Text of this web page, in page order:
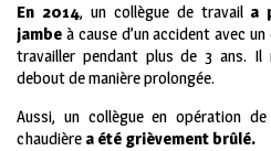
En 2014, un collègue de travail a
jambe à cause d’un accident avec
travailler pendant plus de 3 ans.
debout de manière prolongée.
Aussi, un collègue en opération
chaudière a été grièvement brûlé.